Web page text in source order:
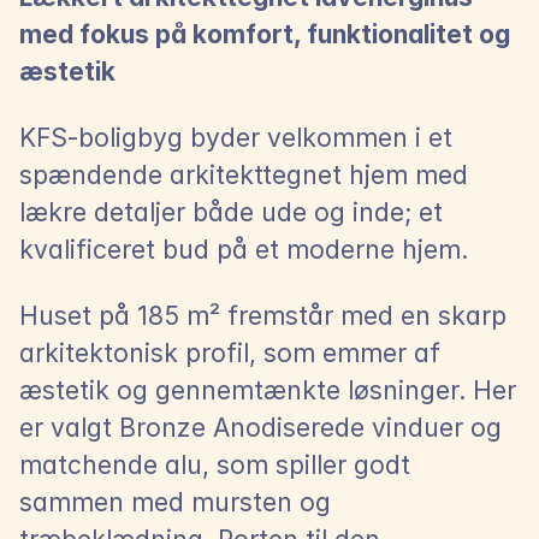
med fokus på komfort, funktionalitet og
æstetik
KFS-boligbyg byder velkommen i et
spændende arkitekttegnet hjem med
lækre detaljer både ude og inde; et
kvalificeret bud på et moderne hjem.
Huset på 185 m² fremstår med en skarp
arkitektonisk profil, som emmer af
æstetik og gennemtænkte løsninger. Her
er valgt Bronze Anodiserede vinduer og
matchende alu, som spiller godt
sammen med mursten og